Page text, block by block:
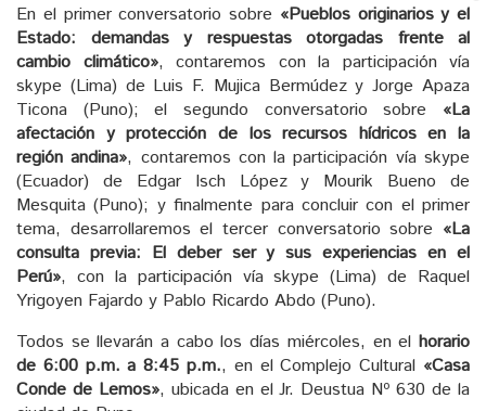
En el primer conversatorio sobre «Pueblos originarios y el
Estado: demandas y respuestas otorgadas frente al
cambio climático», contaremos con la participación vía
skype (Lima) de Luis F. Mujica Bermúdez y Jorge Apaza
Ticona (Puno); el segundo conversatorio sobre «La
afectación y protección de los recursos hídricos en la
región andina», contaremos con la participación vía skype
(Ecuador) de Edgar Isch López y Mourik Bueno de
Mesquita (Puno); y finalmente para concluir con el primer
tema, desarrollaremos el tercer conversatorio sobre «La
consulta previa: El deber ser y sus experiencias en el
Perú», con la participación vía skype (Lima) de Raquel
Yrigoyen Fajardo y Pablo Ricardo Abdo (Puno).
Todos se llevarán a cabo los días miércoles, en el horario
de 6:00 p.m. a 8:45 p.m., en el Complejo Cultural «Casa
Conde de Lemos», ubicada en el Jr. Deustua Nº 630 de la